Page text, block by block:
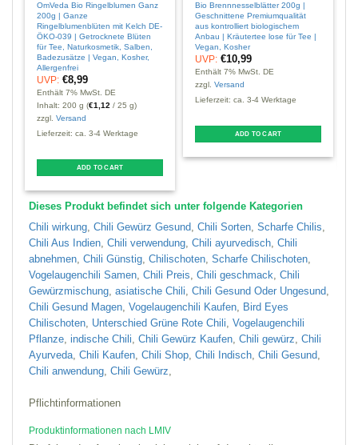
OmVeda Bio Ringelblumen Ganz
200g | Ganze
Ringelblumenblüten mit Kelch DE-
ÖKO-039 | Getrocknete Blüten
für Tee, Naturkosmetik, Salben,
Badezusätze | Vegan, Kosher,
Allergenfrei
UVP: €8,99
Enthält 7% MwSt. DE
Inhalt: 200 g (€1,12 / 25 g)
zzgl.Versand
Lieferzeit: ca. 3-4 Werktage
ADD TO CART
Bio Brennnesselblätter 200g |
Geschnittene Premiumqualität
aus kontrolliert biologischem
Anbau | Kräutertee lose für Tee |
Vegan, Kosher
UVP: €10,99
Enthält 7% MwSt. DE
zzgl.Versand
Lieferzeit: ca. 3-4 Werktage
ADD TO CART
Dieses Produkt befindet sich unter folgende Kategorien
Chili wirkung, Chili Gewürz Gesund, Chili Sorten, Scharfe Chilis,
Chili Aus Indien, Chili verwendung, Chili ayurvedisch, Chili
abnehmen, Chili Günstig, Chilischoten, Scharfe Chilischoten,
Vogelaugenchili Samen, Chili Preis, Chili geschmack, Chili
Gewürzmischung, asiatische Chili, Chili Gesund Oder Ungesund,
Chili Gesund Magen, Vogelaugenchili Kaufen, Bird Eyes
Chilischoten, Unterschied Grüne Rote Chili, Vogelaugenchili
Pflanze, indische Chili, Chili Gewürz Kaufen, Chili gewürz, Chili
Ayurveda, Chili Kaufen, Chili Shop, Chili Indisch, Chili Gesund,
Chili anwendung, Chili Gewürz,
Pflichtinformationen
Produktinformationen nach LMIV